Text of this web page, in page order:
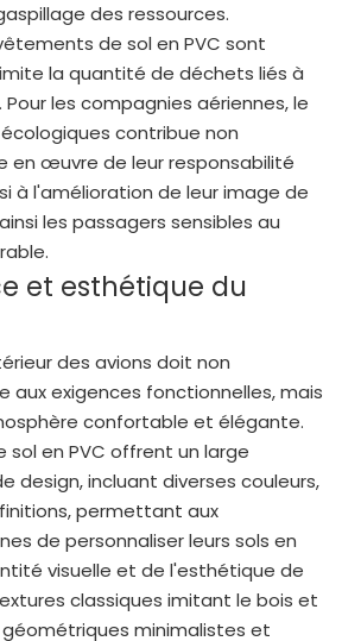
des ressources.
de sol en PVC sont
la quantité de déchets liés à
les compagnies aériennes, le
contribue non
en œuvre de leur responsabilité
à l'amélioration de leur image de
les passagers sensibles au
et esthétique du
des avions doit non
aux exigences fonctionnelles, mais
confortable et élégante.
sol en PVC offrent un large
design, incluant diverses couleurs,
permettant aux
de personnaliser leurs sols en
visuelle et de l'esthétique de
classiques imitant le bois et
minimalistes et